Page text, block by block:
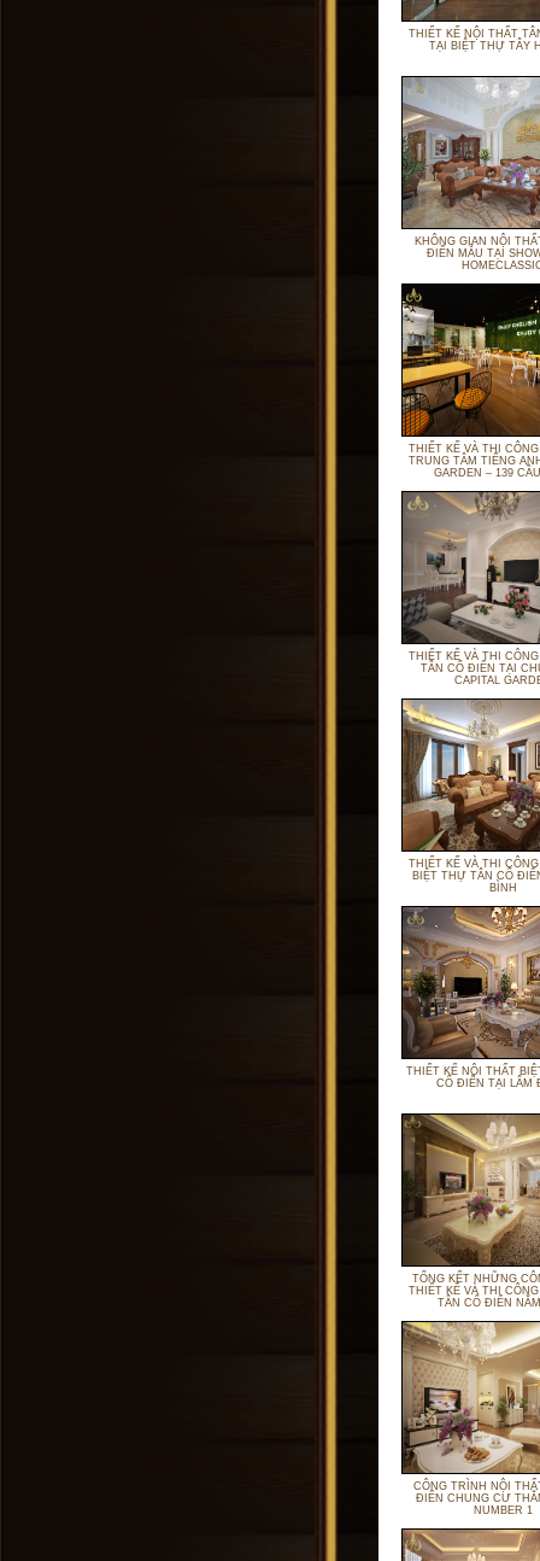
THIẾT KẾ NỘI THẤT
TẠI BIỆT THỰ TÂY
KHÔNG GIAN NỘI
ĐIỂN MẪU TẠI
THIẾT KẾ VÀ THI
TRUNG TÂM TIẾNG
GARDEN – 139
THIẾT KẾ VÀ THI
TÂN CỔ ĐIỂN TẠI
CAPITAL
THIẾT KẾ VÀ THI
BIỆT THỰ TÂN CỔ
BÌNH
THIẾT KẾ NỘI THẤT
CỔ ĐIỂN TẠI LÂM
TỔNG KẾT NHỮNG
THIẾT KỂ VÀ THI
TÂN CỔ ĐIỂN
CÔNG TRÌNH NỘI
ĐIỂN CHUNG CƯ
NUMBER 1